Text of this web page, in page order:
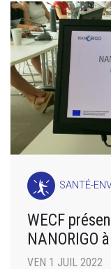
SANTÉ-
WECF
NANORIGO
VEN 1 JUIL 2022